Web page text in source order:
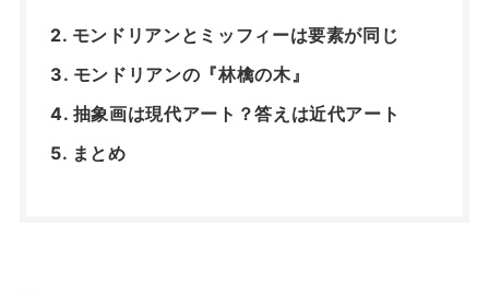
モンドリアンとミッフィーは要素が同じ
モンドリアンの『林檎の木』
抽象画は現代アート？答えは近代アート
まとめ